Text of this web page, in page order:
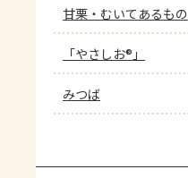
甘栗・むいてあるもの
「やさしお®」
みつば